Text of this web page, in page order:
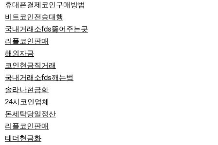
휴대폰결제코인구매방법
비트코인전송대행
국내거래소fds뚫어주는곳
리플코인판매
해외자금
코인현금직거래
국내거래소fds깨는법
솔라나현금화
24시코인업체
돈세탁당일정산
리플코인판매
테더현금화